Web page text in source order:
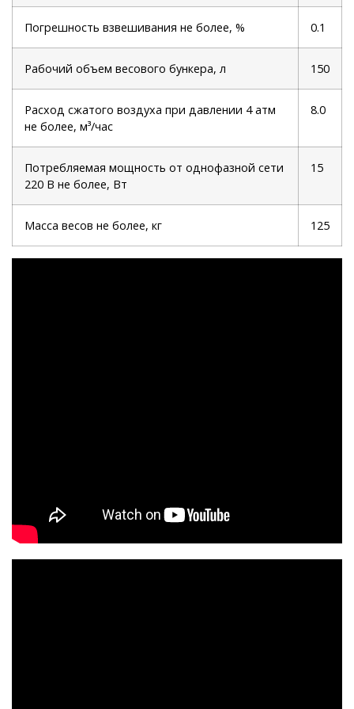
Погрешность взвешивания не более, % 0.1
Рабочий объем весового бункера, л 150
Расход сжатого воздуха при давлении 4 атм
не более, м³/час
8.0
Потребляемая мощность от однофазной сети
220 В не более, Вт
15
Масса весов не более, кг 125